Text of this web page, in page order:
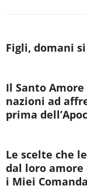
Figli, domani
Il Santo
nazioni ad
prima
Le scelte che
dal loro
i Miei